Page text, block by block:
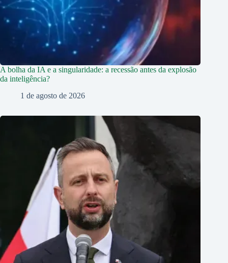
A bolha da IA e a singularidade: a recessão antes da explosão
da inteligência?
1 de agosto de 2026